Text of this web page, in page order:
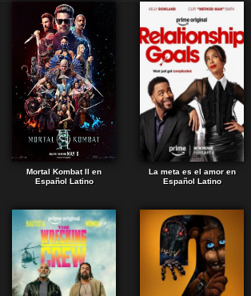
Mortal Kombat II en
Español Latino
La meta es el amor en
Español Latino